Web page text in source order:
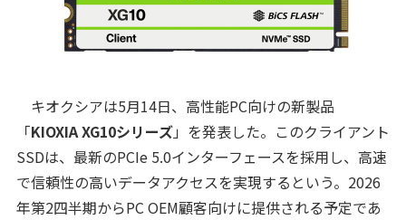
キオクシアは5月14日、高性能PC向けの新製品
「KIOXIA XG10シリーズ」を発表した。このクライアント
SSDは、最新のPCIe 5.0インターフェースを採用し、高速
で信頼性の高いデータアクセスを実現するという。2026
年第2四半期からPC OEM顧客向けに提供される予定であ